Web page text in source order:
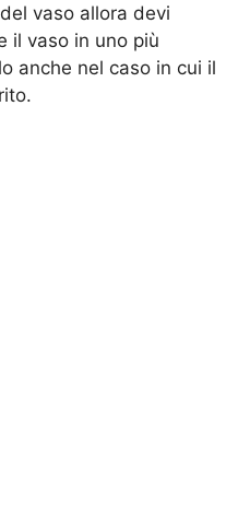
vaso allora devi
il vaso in uno più
anche nel caso in cui il